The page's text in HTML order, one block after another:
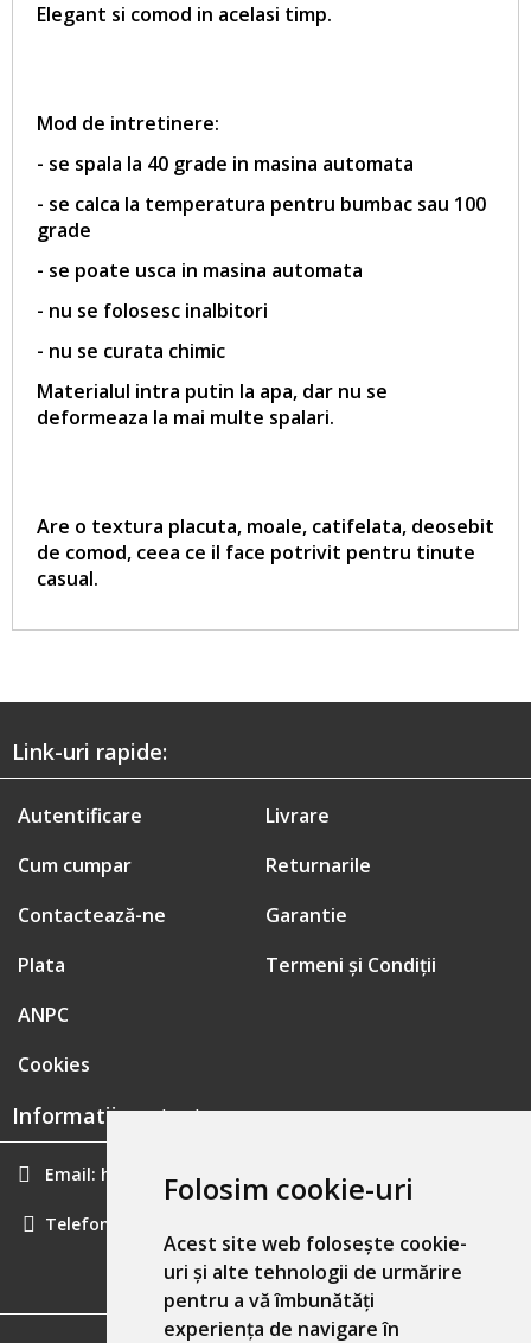
Folosim cookie-uri
Acest site web folosește cookie-
uri și alte tehnologii de urmărire
pentru a vă îmbunătăți
experiența de navigare în
Elegant si comod in acelasi timp.
Mod de intretinere:
- se spala la 40 grade in masina automata
- se calca la temperatura pentru bumbac sau 100
grade
- se poate usca in masina automata
- nu se folosesc inalbitori
- nu se curata chimic
Materialul intra putin la apa, dar nu se
deformeaza la mai multe spalari.
Are o textura placuta, moale, catifelata, deosebit
de comod, ceea ce il face potrivit pentru tinute
casual.
Link-uri rapide:
Autentificare
Cum cumpar
Contactează-ne
Plata
Livrare
Returnarile
Garantie
Termeni și Condiții
ANPC
Cookies
Informatii contact:
Email: hainecomode@gmail.com
Telefon:
GDPR